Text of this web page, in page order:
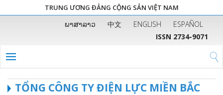
TRUNG ƯƠNG ĐẢNG CỘNG SẢN VIỆT NAM
ພາສາລາວ 中文 ENGLISH
ESPAÑOL
ISSN 2734-9071
TỔNG CÔNG TY ĐIỆN LỰC MIỀN BẮC